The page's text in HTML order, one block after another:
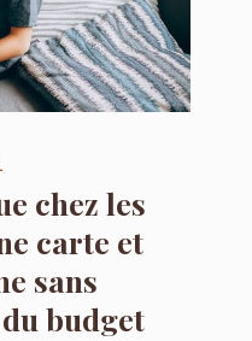
chez les
carte et
sans
budget